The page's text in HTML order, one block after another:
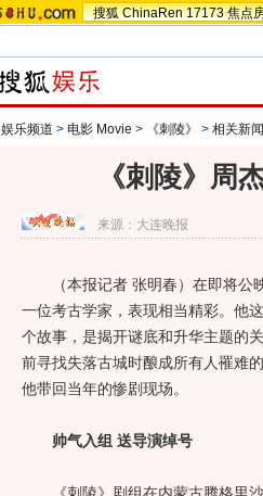
搜狐 ChinaRen 17173 焦点
娱乐频道 > 电影 Movie > 《刺陵》 > 相关新闻
《刺陵》周
来源： 大连晚报
（本报记者 张明春）在即将公映
一位考古学家，表现相当精彩。他
个故事，是揭开谜底和升华主题的
前寻找失落古城时酿成所有人罹难
他带回当年的惨剧现场。
帅气入组 送导演绰号